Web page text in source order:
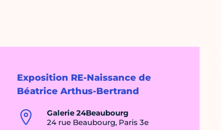
Exposition RE-Naissance de
Béatrice Arthus-Bertrand
Galerie 24Beaubourg
24 rue Beaubourg, Paris 3e